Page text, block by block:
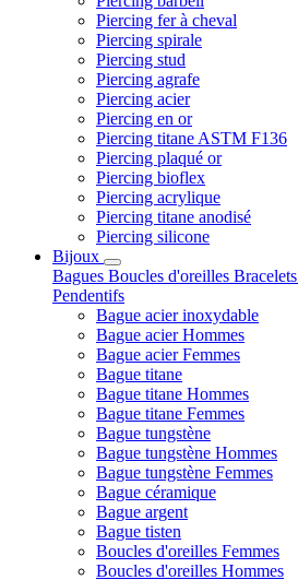
Piercing fer à cheval
Piercing spirale
Piercing stud
Piercing agrafe
Piercing acier
Piercing en or
Piercing titane ASTM F136
Piercing plaqué or
Piercing bioflex
Piercing acrylique
Piercing titane anodisé
Piercing silicone
Bijoux
Bagues Boucles d'oreilles Bracelets
Pendentifs
Bague acier inoxydable
Bague acier Hommes
Bague acier Femmes
Bague titane
Bague titane Hommes
Bague titane Femmes
Bague tungstène
Bague tungstène Hommes
Bague tungstène Femmes
Bague céramique
Bague argent
Bague tisten
Boucles d'oreilles Femmes
Boucles d'oreilles Hommes